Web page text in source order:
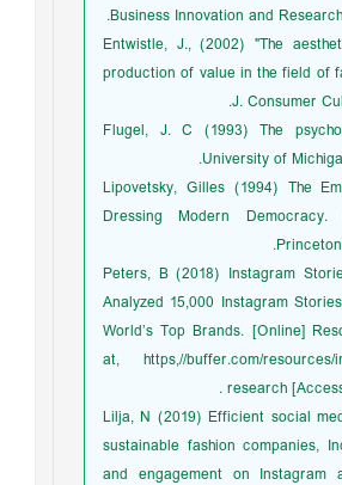
Business Innovation and
Entwistle, J., (2002) "The
production of value in the field of
J. Consumer
Flugel, J. C (1993) The
University of
Lipovetsky, Gilles (1994) The
Dressing Modern
Peters, B (2018) Instagram
Analyzed 15,000 Instagram
World’s Top Brands. [Online]
at, https,//buffer.com/resources/
research
Lilja, N (2019) Efficient social
sustainable fashion companies,
and engagement on Instagram